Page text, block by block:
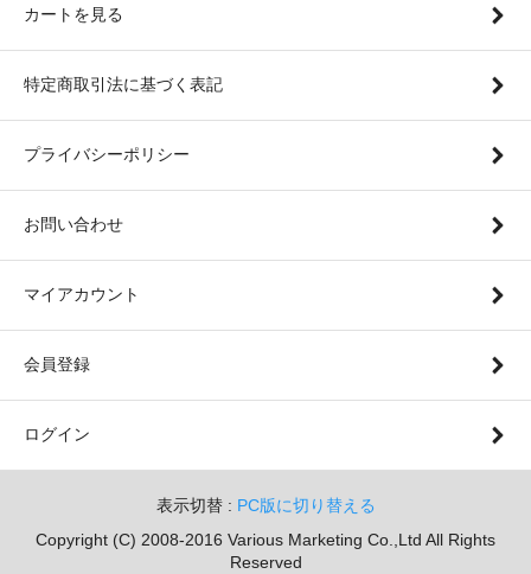
カートを見る
特定商取引法に基づく表記
プライバシーポリシー
お問い合わせ
マイアカウント
会員登録
ログイン
表示切替 : PC版に切り替える
Copyright (C) 2008-2016 Various Marketing Co.,Ltd All Rights
Reserved